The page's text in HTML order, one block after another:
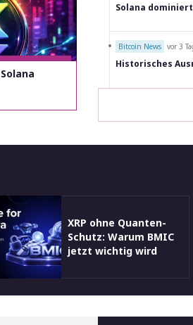
Solana
Bitcoin News vor 3
Historisches
XRP ohne Quanten-
Schutz: Warum BMIC
jetzt wichtig wird